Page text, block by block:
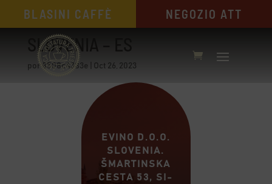
BLASINI CAFFÈ NEGOZIO ATT
SLOVENIA – ES
por 8508c4383e Oct 26, 2023
EVINO D.O.O.
SLOVENIA.
ŠMARTINSKA
CESTA 53, SI-